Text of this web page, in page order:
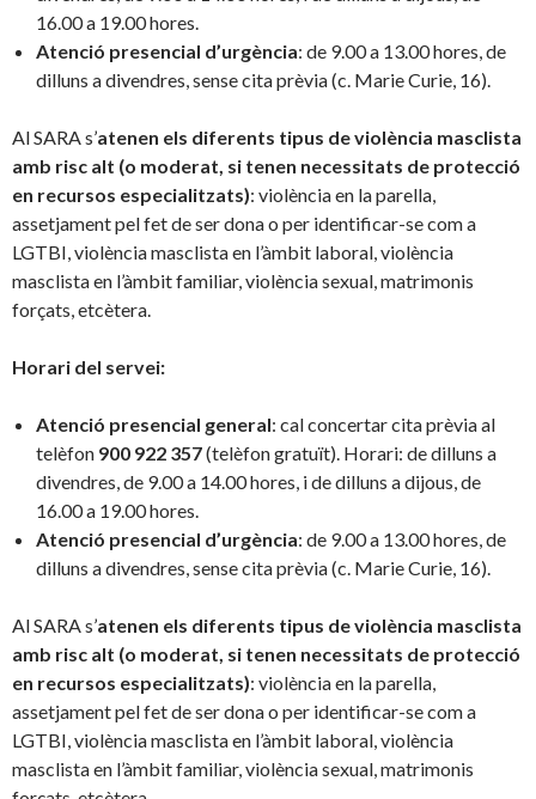
16.00 a 19.00 hores.
Atenció presencial d’urgència: de 9.00 a 13.00 hores, de
dilluns a divendres, sense cita prèvia (c. Marie Curie, 16).
Al SARA s’atenen els diferents tipus de violència masclista
amb risc alt (o moderat, si tenen necessitats de protecció
en recursos especialitzats): violència en la parella,
assetjament pel fet de ser dona o per identificar-se com a
LGTBI, violència masclista en l’àmbit laboral, violència
masclista en l’àmbit familiar, violència sexual, matrimonis
forçats, etcètera.
Horari del servei:
Atenció presencial general: cal concertar cita prèvia al
telèfon 900 922 357(telèfon gratuït). Horari: de dilluns a
divendres, de 9.00 a 14.00 hores, i de dilluns a dijous, de
16.00 a 19.00 hores.
Atenció presencial d’urgència: de 9.00 a 13.00 hores, de
dilluns a divendres, sense cita prèvia (c. Marie Curie, 16).
Al SARA s’atenen els diferents tipus de violència masclista
amb risc alt (o moderat, si tenen necessitats de protecció
en recursos especialitzats): violència en la parella,
assetjament pel fet de ser dona o per identificar-se com a
LGTBI, violència masclista en l’àmbit laboral, violència
masclista en l’àmbit familiar, violència sexual, matrimonis